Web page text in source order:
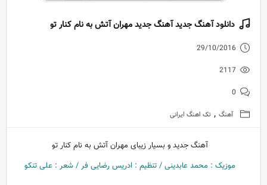
دانلود آهنگ جدید آهنگ جدید مهران آتش به نام کنار تو
29/10/2016
2117
0
آهنگ , تک اهنگ ایرانی
آهنگ جدید و بسیار زیبای مهران آتش به نام کنار تو
موزیک : محمد عابدینی / تنظیم : ادریس رضایی فر / شعر : علی تنکو